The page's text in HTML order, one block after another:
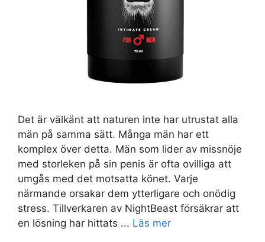
Det är välkänt att naturen inte har utrustat alla
män på samma sätt. Många män har ett
komplex över detta. Män som lider av missnöje
med storleken på sin penis är ofta ovilliga att
umgås med det motsatta könet. Varje
närmande orsakar dem ytterligare och onödig
stress. Tillverkaren av NightBeast försäkrar att
en lösning har hittats ... Läs mer